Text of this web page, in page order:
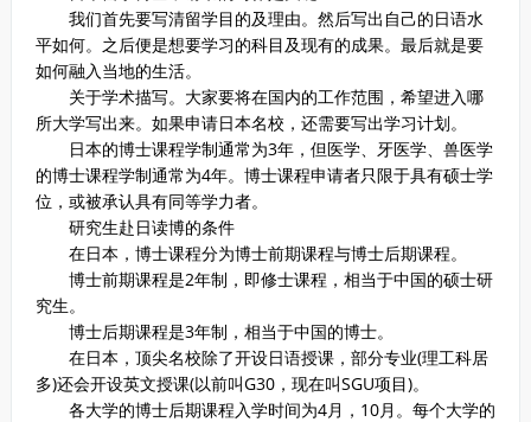
我们首先要写清留学目的及理由。然后写出自己的日语水
平如何。之后便是想要学习的科目及现有的成果。最后就是要
如何融入当地的生活。
关于学术描写。大家要将在国内的工作范围，希望进入哪
所大学写出来。如果申请日本名校，还需要写出学习计划。
日本的博士课程学制通常为3年，但医学、牙医学、兽医学
的博士课程学制通常为4年。博士课程申请者只限于具有硕士学
位，或被承认具有同等学力者。
研究生赴日读博的条件
在日本，博士课程分为博士前期课程与博士后期课程。
博士前期课程是2年制，即修士课程，相当于中国的硕士研
究生。
博士后期课程是3年制，相当于中国的博士。
在日本，顶尖名校除了开设日语授课，部分专业(理工科居
多)还会开设英文授课(以前叫G30，现在叫SGU项目)。
各大学的博士后期课程入学时间为4月，10月。每个大学的